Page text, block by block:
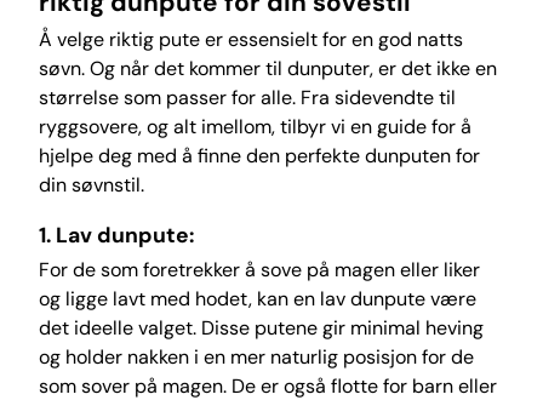
Å velge riktig pute er essensielt for en god natts
søvn. Og når det kommer til dunputer, er det ikke en
størrelse som passer for alle. Fra sidevendte til
ryggsovere, og alt imellom, tilbyr vi en guide for å
hjelpe deg med å finne den perfekte dunputen for
din søvnstil.
1. Lav dunpute:
For de som foretrekker å sove på magen eller liker
og ligge lavt med hodet, kan en lav dunpute være
det ideelle valget. Disse putene gir minimal heving
og holder nakken i en mer naturlig posisjon for de
som sover på magen. De er også flotte for barn eller